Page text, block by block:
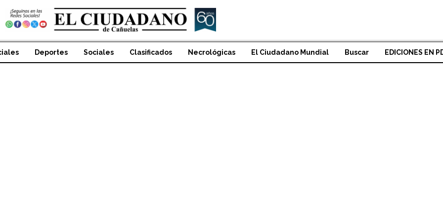
Deportes Sociales Clasificados Necrológicas El Ciudadano Mundial Buscar EDICIONES EN